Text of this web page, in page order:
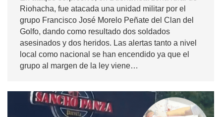
Riohacha, fue atacada una unidad militar por el
grupo Francisco José Morelo Peñate del Clan del
Golfo, dando como resultado dos soldados
asesinados y dos heridos. Las alertas tanto a nivel
local como nacional se han encendido ya que el
grupo al margen de la ley viene…